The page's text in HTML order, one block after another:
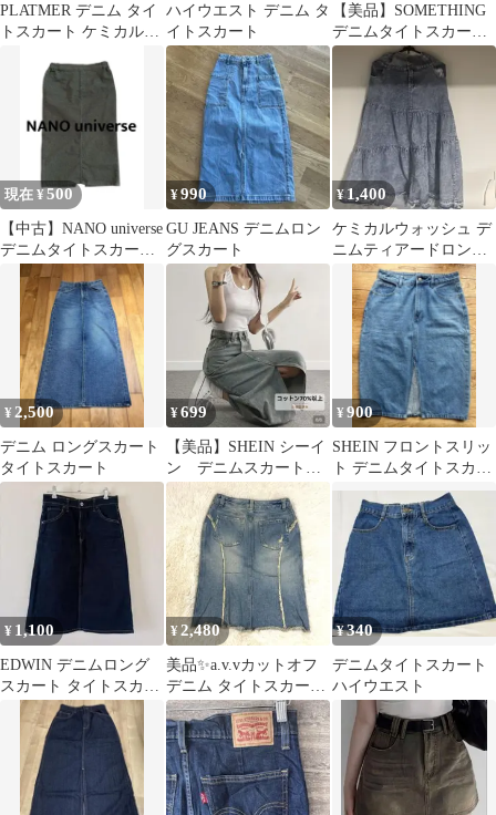
PLATMER デニム タイ
トスカート ケミカルウ
ハイウエスト デニム タ
イトスカート
【美品】SOMETHING
デニムタイトスカート
Mサイズ
現在 ¥500
【中古】NANO universe
デニムタイトスカート
ロング丈
¥990
GU JEANS デニムロン
グスカート
¥ 1,400
ケミカルウォッシュ デ
ニムティアードロング
スカート しまむら
taiyo
¥ 2,500
デニム ロングスカート
タイトスカート
¥699
【美品】SHEIN シーイ
ン デニムスカート
ロングスカート タイ
トスカート
¥900
SHEIN フロントスリッ
ト デニムタイトスカー
ト
¥ 1,100
EDWIN デニムロング
スカート タイトスカー
¥2,480
美品✨a.v.vカットオフ
デニム タイトスカート
ブルー✨Mサイズ
¥340
デニムタイトスカート
ハイウエスト